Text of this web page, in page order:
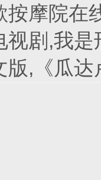
按摩院在
视剧,我
版,《瓜